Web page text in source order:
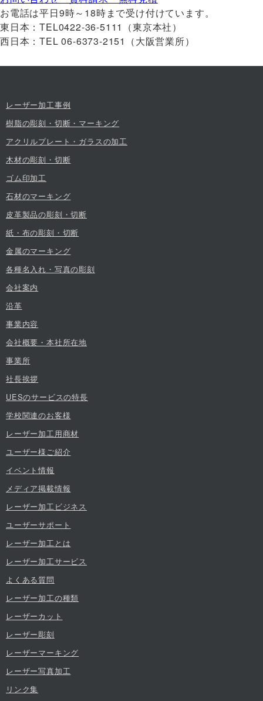
お電話は平日9時～18時まで受け付けています。
東日本：TEL0422-36-5111（東京本社）
西日本：TEL 06-6373-2151（大阪営業所）
レーザー加工事例
樹脂の彫刻・切断・マーキング
アクリルプレート・ガラスの加工
木材の彫刻・切断
ゴム印加工
石材のマーキング
皮革製品の彫刻・切断
紙・布の彫刻・切断
金属のマーキング
各種名入れ・写真の彫刻
会社案内
沿革
事業内容
会社概要・本社所在地
事業所
社長挨拶
UESのサービスの特長
学校関連のお客様
レーザー加工用商材
ユーザー様ご紹介
イベント情報
メディア掲載情報
レーザー加工ビジネス
ユーザーサポート
レーザー加工とは
レーザー加工サービス
よくある質問
レーザー加工の種類
レーザーカット
レーザー彫刻
レーザーマーキング
レーザー写真加工
リンク集